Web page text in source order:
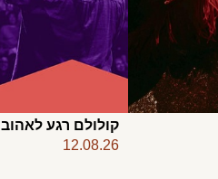
קולולם רגע לאהוב
12.08.26